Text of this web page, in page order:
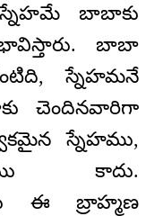
స్నేహమే బాబాకు
బాబా
స్నేహమనే
చెందినవారిగా
స్నేహము,
కాదు.
ఈ బ్రాహ్మణ